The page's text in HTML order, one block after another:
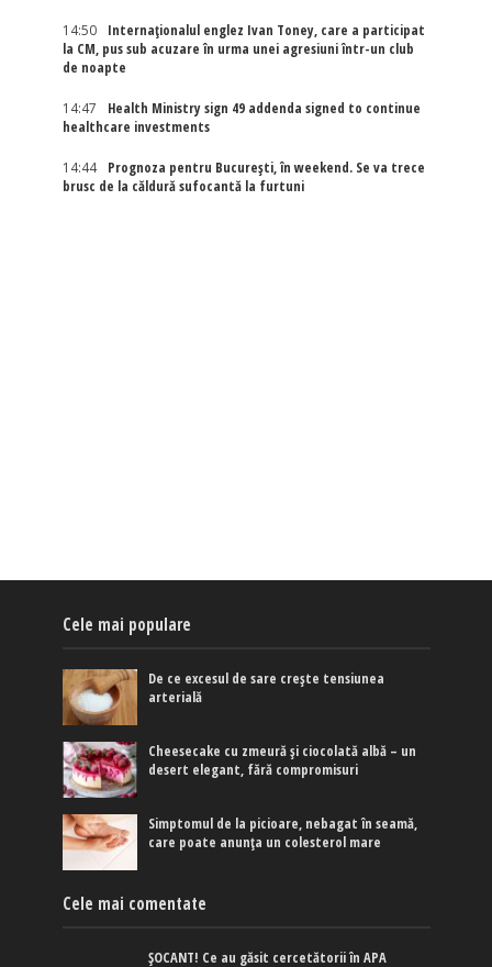
14:50
Internaţionalul englez Ivan Toney, care a participat
la CM, pus sub acuzare în urma unei agresiuni într-un club
de noapte
14:47
Health Ministry sign 49 addenda signed to continue
healthcare investments
14:44
Prognoza pentru București, în weekend. Se va trece
brusc de la căldură sufocantă la furtuni
Cele mai populare
De ce excesul de sare crește tensiunea
arterială
Cheesecake cu zmeură și ciocolată albă – un
desert elegant, fără compromisuri
Simptomul de la picioare, nebagat în seamă,
care poate anunța un colesterol mare
Cele mai comentate
ȘOCANT! Ce au găsit cercetătorii în APA